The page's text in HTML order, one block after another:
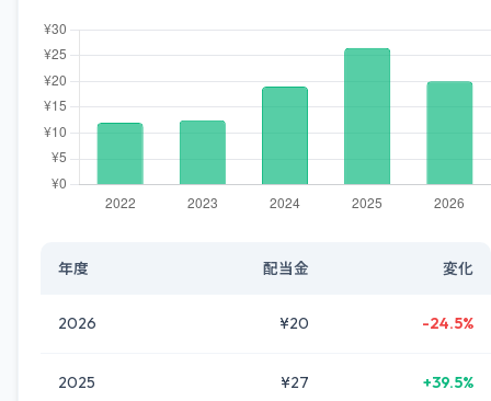
年度 配当金 変化
2026 ¥20 -24.5%
2025 ¥27 +39.5%